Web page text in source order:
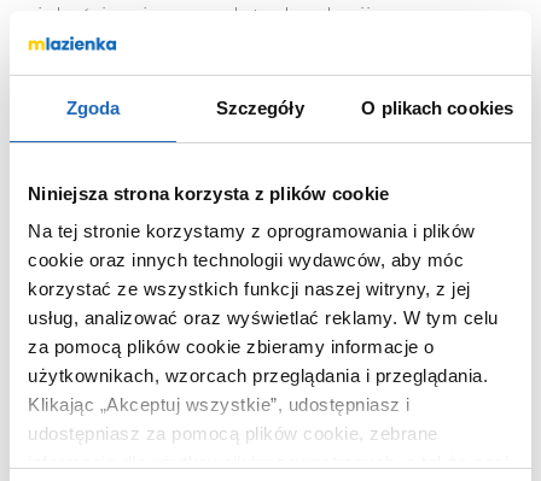
Zgoda Szczegóły O plikach cookies
Niniejsza strona korzysta z plików cookie
Na tej stronie korzystamy z oprogramowania i plików
cookie oraz innych technologii wydawców, aby móc
korzystać ze wszystkich funkcji naszej witryny, z jej
usług, analizować oraz wyświetlać reklamy. W tym celu
za pomocą plików cookie zbieramy informacje o
użytkownikach, wzorcach przeglądania i przeglądania.
Klikając „Akceptuj wszystkie”, udostępniasz i
udostępniasz za pomocą plików cookie, zebrane
jakości, najnowszych technologii oraz
ponadczasowej elegancji.